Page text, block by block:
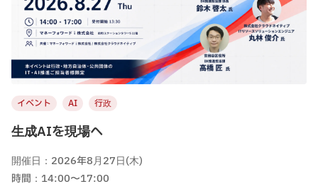
イベント AI 行政
生成AIを現場へ
開催日：2026年8月27日(木)
時間：14:00〜17:00